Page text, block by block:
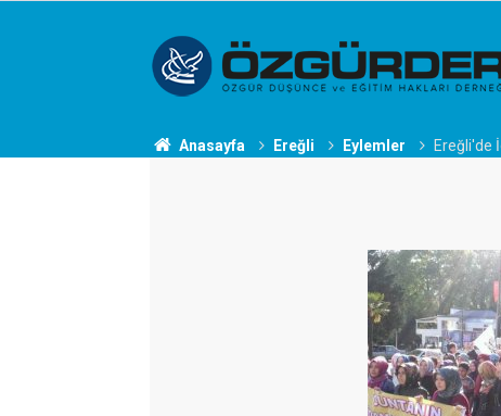
Anasayfa Ereğli Eylemler Ereğli'de